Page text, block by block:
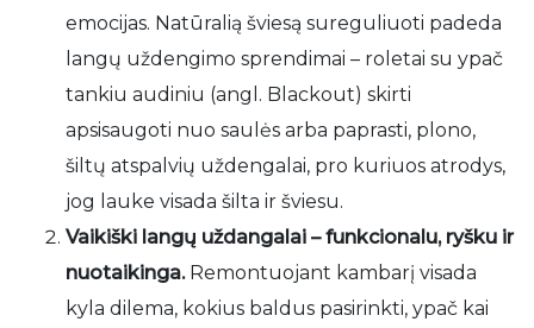
emocijas. Natūralią šviesą sureguliuoti padeda
langų uždengimo sprendimai – roletai su ypač
tankiu audiniu (angl. Blackout) skirti
apsisaugoti nuo saulės arba paprasti, plono,
šiltų atspalvių uždengalai, pro kuriuos atrodys,
jog lauke visada šilta ir šviesu.
Vaikiški langų uždangalai – funkcionalu, ryšku ir
nuotaikinga.Remontuojant kambarį visada
kyla dilema, kokius baldus pasirinkti, ypač kai